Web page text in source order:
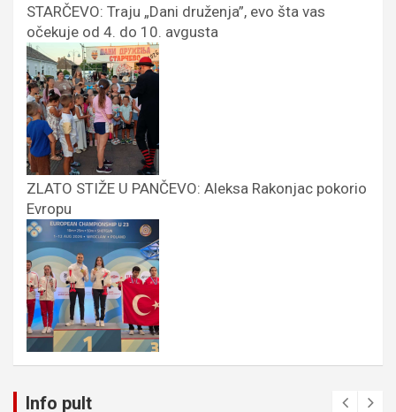
STARČEVO: Traju „Dani druženja”, evo šta vas
očekuje od 4. do 10. avgusta
ZLATO STIŽE U PANČEVO: Aleksa Rakonjac pokorio
Evropu
Info pult